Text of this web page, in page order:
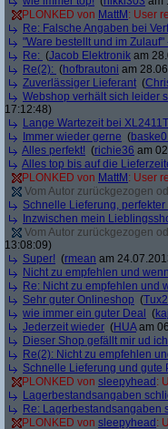
PLONKED von MattM : User
Re: Falsche Angaben bei
"Ware bestellt und im Zulauf"
Re: (Jacob Elektronik am
Re(2): (hofbrautoni am
Zuverlässiger Lieferant (
Webshop verhält sich leider
17:12:48)
Lange Wartezeit bei XL2411T
Immer wieder gerne (
Alles perfekt! (richie36 am
Alles top bis auf die
PLONKED von MattM : User
Vom Autor zurückgezogen
Schnelle Lieferung,
Inzwischen mein
Vom Autor zurückgezogen
13:08:09)
Super! (rmean am
Nicht zu empfehlen und
Re: Nicht zu empfehlen und
Sehr guter Onlineshop (
wie immer ein guter Deal
(
Jederzeit wieder (HUAam
Dieser Shop gefällt mir ud
Re(2): Nicht zu empfehlen
Schnelle Lieferung und gute
PLONKED von sleepyhead :
Lagerbestandsangaben
Re: Lagerbestandsangaben
PLONKED von sleepyhead :